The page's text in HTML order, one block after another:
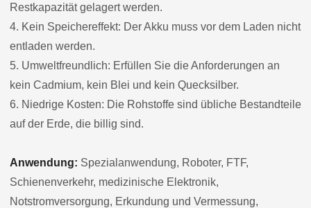
Restkapazität gelagert werden.
4. Kein Speichereffekt: Der Akku muss vor dem Laden nicht
entladen werden.
5. Umweltfreundlich: Erfüllen Sie die Anforderungen an
kein Cadmium, kein Blei und kein Quecksilber.
6. Niedrige Kosten: Die Rohstoffe sind übliche Bestandteile
auf der Erde, die billig sind.
Anwendung: Spezialanwendung, Roboter, FTF,
Schienenverkehr, medizinische Elektronik,
Notstromversorgung, Erkundung und Vermessung,